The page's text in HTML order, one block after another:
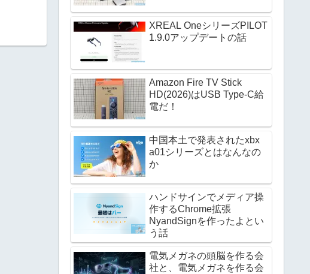
XREAL OneシリーズPILOT
1.9.0アップデートの話
Amazon Fire TV Stick
HD(2026)はUSB Type-C給
電だ！
中国本土で発表されたxbx
a01シリーズとはなんなの
か
ハンドサインでメディア操
作するChrome拡張
NyandSignを作ったよとい
う話
電気メガネの頭脳を作る会
社と、電気メガネを作る会